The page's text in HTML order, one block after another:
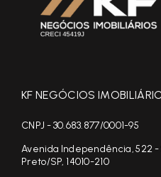
KF NEGÓCIOS
CNPJ - 30.683.877/0001-95
Avenida Independência, 522 -
Preto/SP, 14010-210